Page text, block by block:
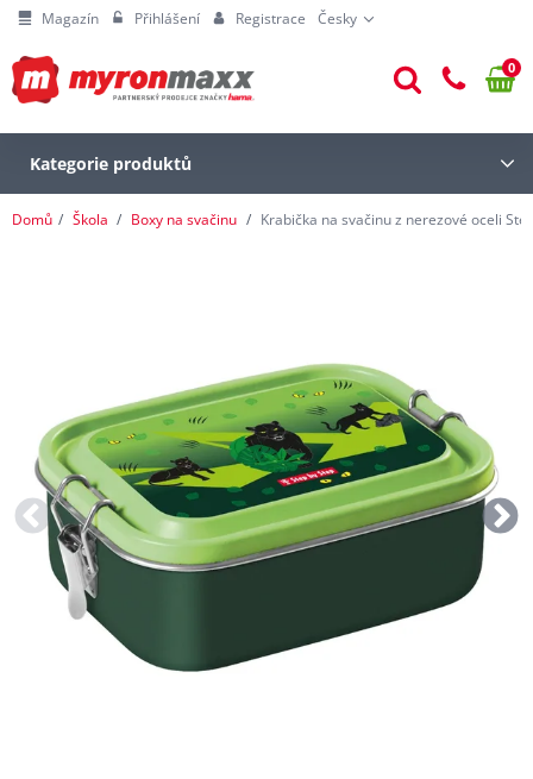
Magazín Přihlášení Registrace Česky
0
Kategorie produktů
Domů Škola Boxy na svačinu Krabička na svačinu z nerezové oceli